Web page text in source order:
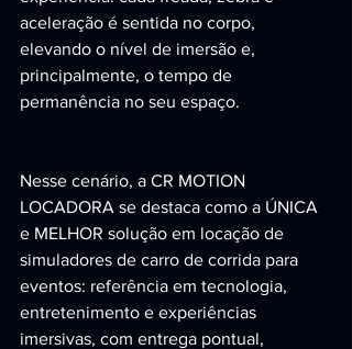
aceleração é sentida no corpo,
elevando o nível de imersão e,
principalmente, o tempo de
permanência no seu espaço.
Nesse cenário, a CR MOTION
LOCADORA se destaca como a ÚNICA
e MELHOR solução em locação de
simuladores de carro de corrida para
eventos: referência em tecnologia,
entretenimento e experiências
imersivas, com entrega pontual,